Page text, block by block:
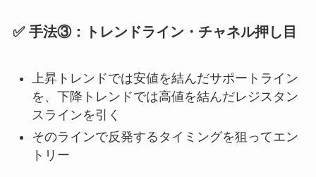
✅ 手法③：トレンドライン・チャネル押し目
上昇トレンドでは安値を結んだサポートライン
を、下降トレンドでは高値を結んだレジスタン
スラインを引く
そのラインで反発するタイミングを狙ってエン
トリー